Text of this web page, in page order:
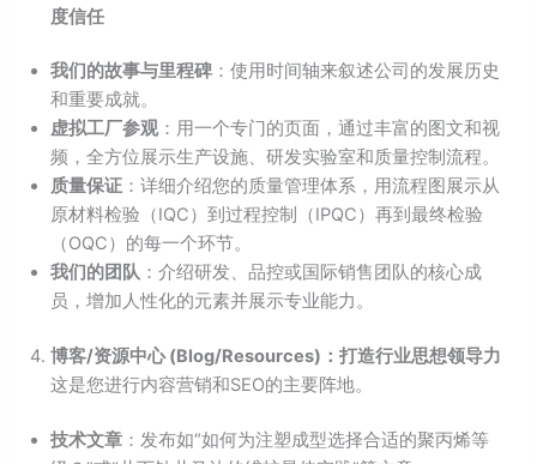
度信任
我们的故事与里程碑 ：使用时间轴来叙述公司的发展历史
和重要成就。
虚拟工厂参观：用一个专门的页面，通过丰富的图文和视
频，全方位展示生产设施、研发实验室和质量控制流程。
质量保证 ：详细介绍您的质量管理体系，用流程图展示从
原材料检验（IQC）到过程控制（IPQC）再到最终检验
（OQC）的每一个环节。
我们的团队 ：介绍研发、品控或国际销售团队的核心成
员，增加人性化的元素并展示专业能力。
博客/资源中心 (Blog/Resources) ：打造行业思想领导力
这是您进行内容营销和SEO的主要阵地。
技术文章 ：发布如“如何为注塑成型选择合适的聚丙烯等